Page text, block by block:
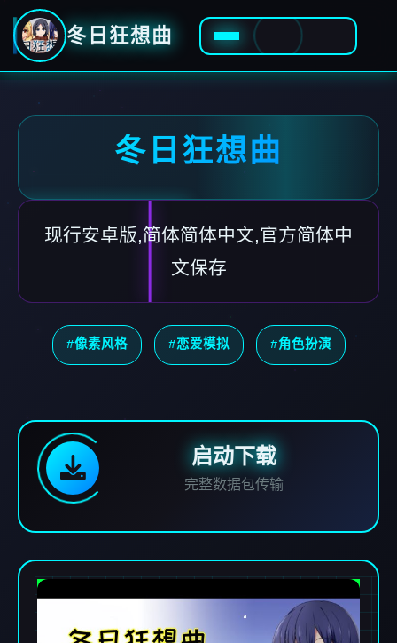
冬日狂想曲
冬日狂想曲
现行安卓版,简体简体中文,官方简体中
文保存
#像素风格 #恋爱模拟 #角色扮演
启动下载
完整数据包传输